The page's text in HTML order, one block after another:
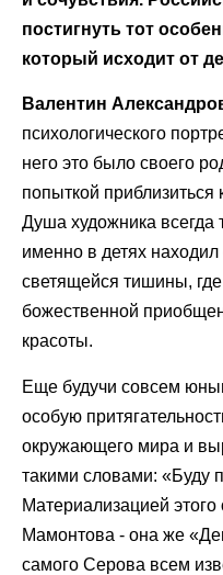
постигнуть тот
который исходит от
Валентин
психологического
него это было своего
попыткой
Душа художника всегда
именно в детях находил
светящейся тишины,
божественной
красоты.
Еще будучи совсем
особую
окружающего мира и
такими словами: «Буду
Материализацией
Мамонтова - она же
самого Серова всем